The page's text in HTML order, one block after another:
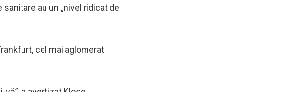
au un „nivel ridicat de
cel mai aglomerat